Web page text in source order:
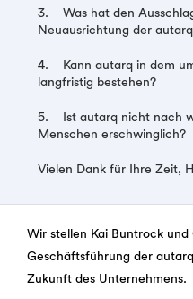
3. Was hat den
Neuausrichtung der
4. Kann autarq in dem
langfristig bestehen?
5. Ist autarq nicht nach
Menschen erschwinglich?
Vielen Dank für Ihre Zeit,
Wir stellen Kai Buntrock und
Geschäftsführung der
Zukunft des Unternehmens.